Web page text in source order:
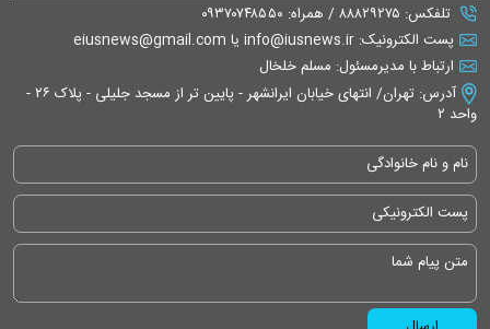
تلفکس: ۸۸۸۲۹۲۷۵ / همراه: ۰۹۳۷۰۷۴۸۵۵۰
پست الکترونیک: info@iusnews.ir یا eiusnews@gmail.com
ارتباط با مدیرمسئول: مسلم خلخال
آدرس: تهران/ انتهای خیابان ایرانشهر - پایین تر از مسجد جلیلی - پلاک ۲۶ -
واحد ۲